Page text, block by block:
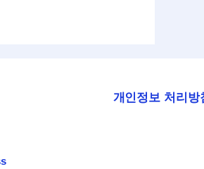
개인정보 처리방